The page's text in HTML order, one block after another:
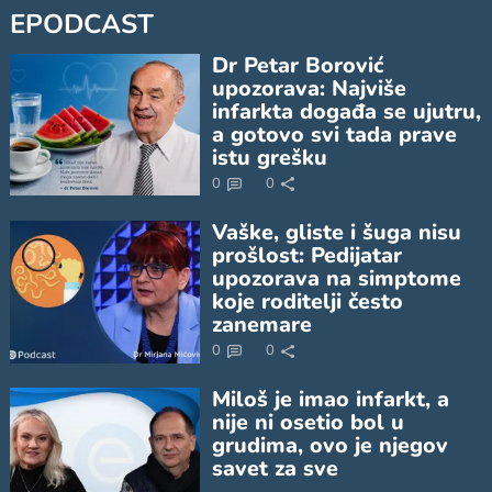
EPODCAST
Dr Petar Borović
upozorava: Najviše
infarkta događa se ujutru,
a gotovo svi tada prave
istu grešku
0 0
Vaške, gliste i šuga nisu
prošlost: Pedijatar
upozorava na simptome
koje roditelji često
zanemare
0 0
Miloš je imao infarkt, a
nije ni osetio bol u
grudima, ovo je njegov
savet za sve